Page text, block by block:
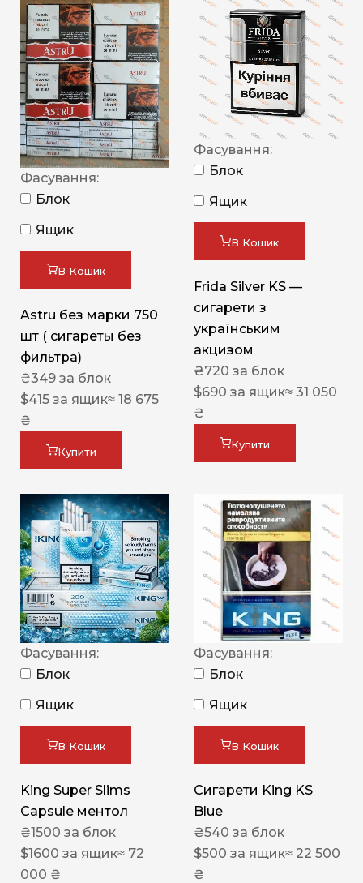
Фасування:
Блок
Ящик
В Кошик
Astru без марки 750
шт ( сигареты без
фильтра)
₴349 за блок
$415 за ящик≈ 18 675
₴
Купити
Фасування:
Блок
Ящик
В Кошик
Frida Silver KS —
сигарети з
українським
акцизом
₴720 за блок
$690 за ящик≈ 31 050
₴
Купити
Фасування:
Блок
Ящик
В Кошик
King Super Slims
Capsule ментол
₴1500 за блок
$1600 за ящик≈ 72
000 ₴
Фасування:
Блок
Ящик
В Кошик
Сигарети King KS
Blue
₴540 за блок
$500 за ящик≈ 22 500
₴